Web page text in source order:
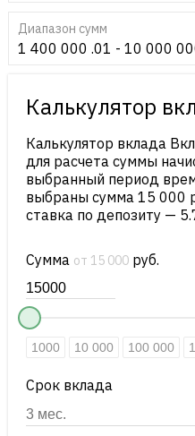
Диапазон сумм
1 400 000 .01 - 10 000
Калькулятор
Калькулятор вклада
для расчета суммы
выбранный период
выбраны сумма 15 000
ставка по депозиту —
Сумма от 15 000руб.
1000 10 000 100 000
Срок вклада